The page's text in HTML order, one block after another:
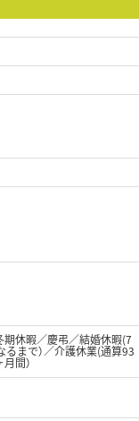
期休暇／慶弔／結婚休暇(7
るまで）／介護休業(通算93
間）